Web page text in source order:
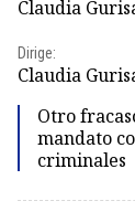
Claudia
Dirige:
Claudia
Otro
mandato
criminales